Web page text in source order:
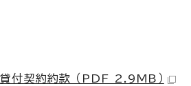
付契約約款 （PDF 2.9MB）